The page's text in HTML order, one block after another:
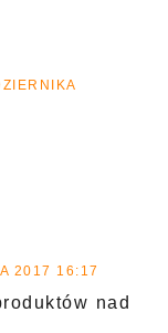
2017 16:17
nad